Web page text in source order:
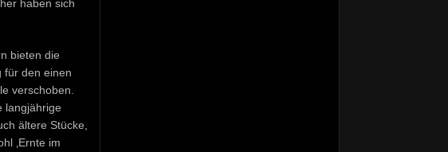
haben sich
bieten die
für den einen
verschoben.
langjährige
ältere Stücke,
‚Ernte im